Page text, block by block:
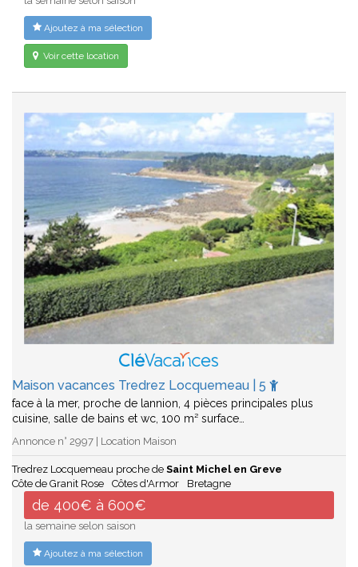
Ajoutez à ma sélection
Voir cette location
Maison vacances Tredrez Locquemeau | 5
face à la mer, proche de lannion, 4 pièces principales plus
cuisine, salle de bains et wc, 100 m² surface…
Annonce n° 2997 | Location Maison
Tredrez Locquemeau proche de Saint Michel en Greve
Côte de Granit Rose
Côtes d'Armor Bretagne
de 400€ à 600€
la semaine selon saison
Ajoutez à ma sélection